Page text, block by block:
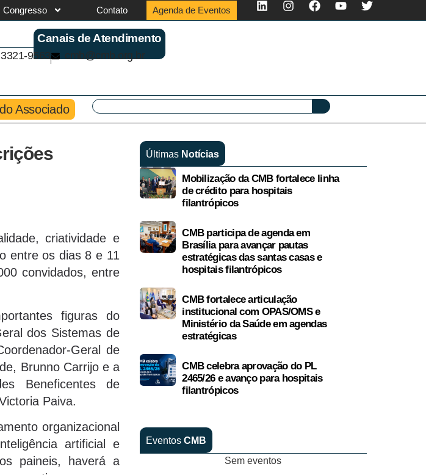
Congresso Contato Agenda de Eventos
Canais de Atendimento
9563 cmb@cmb.org.br
Associado
criatividade e
entre os dias 8 e 11
convidados, entre
figuras do
dos Sistemas de
Geral de
Brunno Carrijo e a
Beneficentes de
Paiva.
organizacional
artificial e
paineis, haverá a
Últimas Notícias
Mobilização da CMB fortalece linha
de crédito para hospitais
filantrópicos
CMB participa de agenda em
Brasília para avançar pautas
estratégicas das santas casas e
hospitais filantrópicos
CMB fortalece articulação
institucional com OPAS/OMS e
Ministério da Saúde em agendas
estratégicas
CMB celebra aprovação do PL
2465/26 e avanço para hospitais
filantrópicos
Eventos CMB
Sem eventos